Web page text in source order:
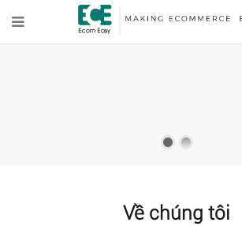
Về chúng tôi